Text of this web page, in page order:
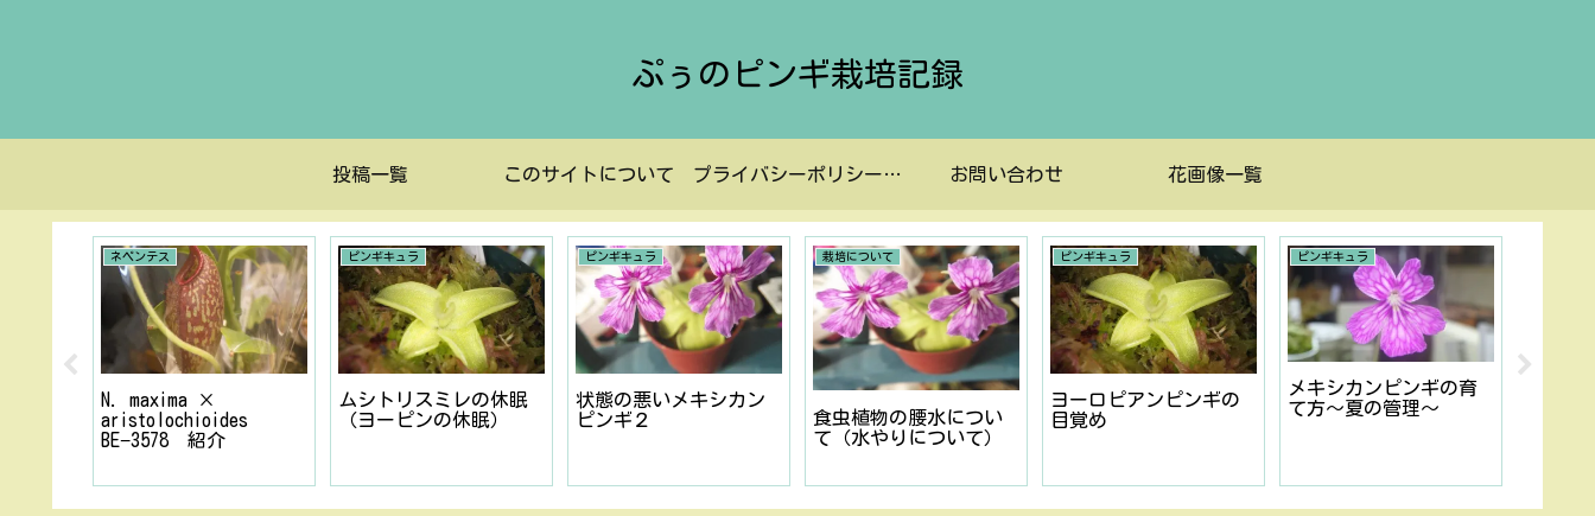
ぷぅのピンギ栽培記録
投稿一覧 このサイトについて プライバシーポリシーなど お問い合わせ 花画像一覧
ネペンテス
N. maxima ×
aristolochioides
BE−3578 紹介
ピンギキュラ
ムシトリスミレの休眠
（ヨーピンの休眠）
ピンギキュラ
状態の悪いメキシカン
ピンギ２
栽培について
食虫植物の腰水につい
て（水やりについて）
ピンギキュラ
ヨーロピアンピンギの
目覚め
ピンギキュラ
メキシカンピンギの育
て方〜夏の管理〜